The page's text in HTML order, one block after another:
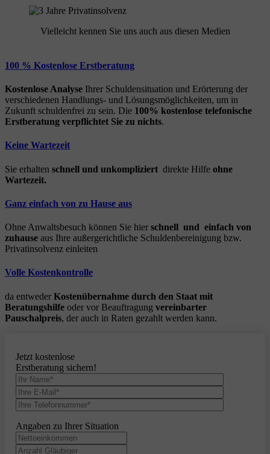
Vielleicht kennen Sie uns auch aus diesen Medien
100 % Kostenlose Erstberatung
Kostenlose Analyse Ihrer Schuldensituation und Erörterung der
verschiedenen Handlungs- und Lösungsmöglichkeiten, um in
Zukunft schuldenfrei zu sein. Die 100% kostenlose telefonische
Erstberatung verpflichtet Sie zu nichts.
Keine Wartezeit
Sie erhalten schnell und unkompliziert direkte Hilfe ohne
Wartezeit.
Ganz einfach von zu Hause aus
Ohne Anwaltsbesuch können Sie hier schnell und einfach von
zuhause aus Ihre außergerichtliche Schuldenbereinigung bzw.
Privatinsolvenz einleiten
Volle Kostenkontrolle
da entweder Kostenübernahme durch den Staat mit
Beratungshilfe oder vor Beauftragung vereinbarter
Pauschalpreis, der auch in Raten gezahlt werden kann.
Jetzt kostenlose
Erstberatung sichern!
Angaben zu Ihrer Situation